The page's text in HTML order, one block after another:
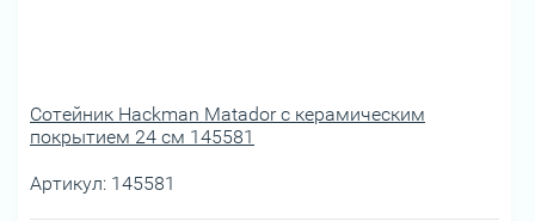
Сотейник Hackman Matador с керамическим
покрытием 24 см 145581
Артикул: 145581